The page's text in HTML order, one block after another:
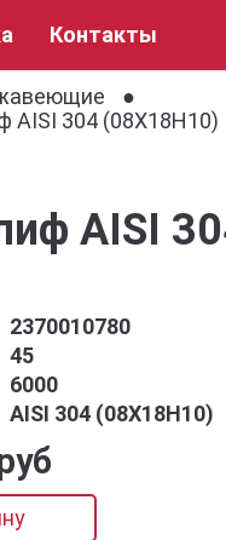
Контакты
AISI 304 (08Х18Н10)
AISI
2370010780
45
6000
AISI 304 (08Х18Н10)